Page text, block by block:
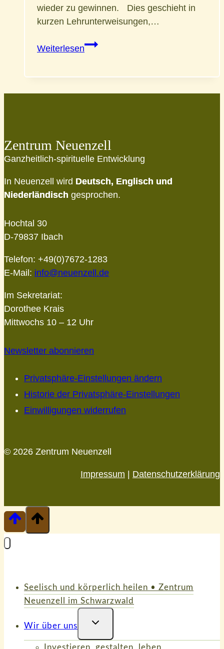
wieder zu gewinnen. Dies geschieht in
kurzen Lehrunterweisungen,…
WeiterlesenRidhwan
Zentrum Neuenzell
Ganzheitlich-spirituelle Entwicklung
In Neuenzell wird Deutsch, Englisch und
Niederländisch gesprochen.
Hochtal 30
D-79837 Ibach
Telefon: +49(0)7672-1283
E-Mail: info@neuenzell.de
Im Sekretariat:
Dorothee Krais
Mittwochs 10 – 12 Uhr
Newsletter abonnieren
Privatsphäre-Einstellungen ändern
Historie der Privatsphäre-Einstellungen
Einwilligungen widerrufen
© 2026 Zentrum Neuenzell
Impressum | Datenschutzerklärung
Seelisch und körperlich heilen • Zentrum
Neuenzell im Schwarzwald
Wir über uns
Untermenü
Investieren, gestalten, leben